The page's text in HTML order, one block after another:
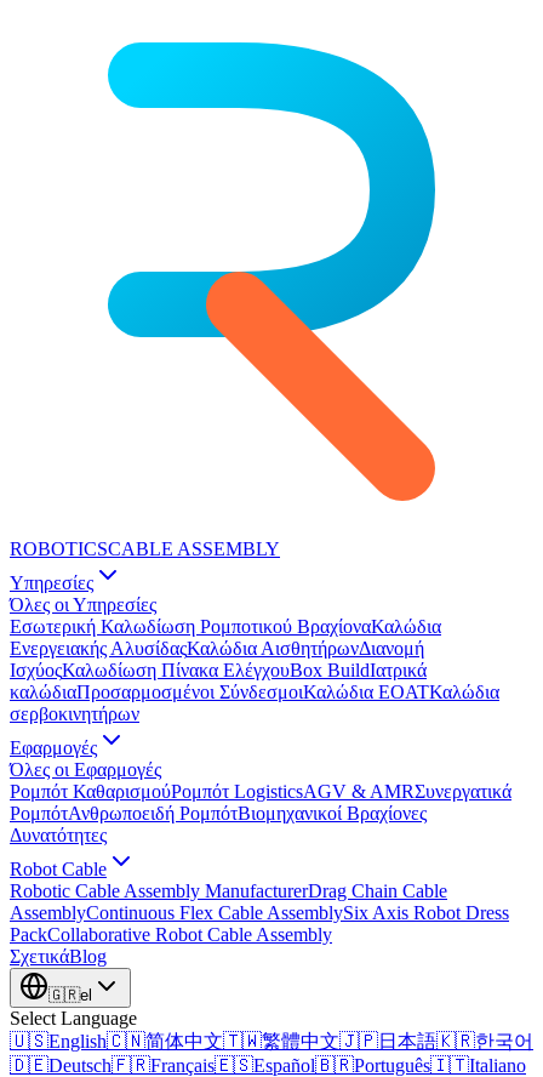
ROBOTICSCABLE ASSEMBLY
Υπηρεσίες
Όλες οι Υπηρεσίες
Εσωτερική Καλωδίωση Ρομποτικού ΒραχίοναΚαλώδια
Ενεργειακής ΑλυσίδαςΚαλώδια ΑισθητήρωνΔιανομή
ΙσχύοςΚαλωδίωση Πίνακα ΕλέγχουBox BuildΙατρικά
καλώδιαΠροσαρμοσμένοι ΣύνδεσμοιΚαλώδια EOATΚαλώδια
σερβοκινητήρων
Εφαρμογές
Όλες οι Εφαρμογές
Ρομπότ ΚαθαρισμούΡομπότ LogisticsAGV & AMRΣυνεργατικά
ΡομπότΑνθρωποειδή ΡομπότΒιομηχανικοί Βραχίονες
Δυνατότητες
Robot Cable
Robotic Cable Assembly ManufacturerDrag Chain Cable
AssemblyContinuous Flex Cable AssemblySix Axis Robot Dress
PackCollaborative Robot Cable Assembly
ΣχετικάBlog
🇬🇷el
Select Language
🇺🇸English🇨🇳简体中文🇹🇼繁體中文🇯🇵日本語🇰🇷한국어
🇩🇪Deutsch🇫🇷Français🇪🇸Español🇧🇷Português🇮🇹Italiano